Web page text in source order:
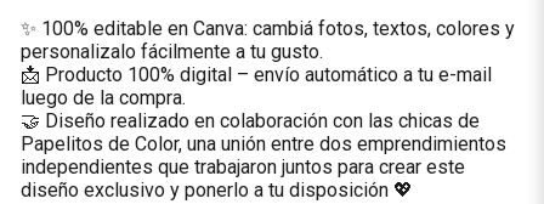
✨ 100% editable en Canva: cambiá fotos, textos, colores y
personalizalo fácilmente a tu gusto.
📩 Producto 100% digital – envío automático a tu e-mail
luego de la compra.
🤝 Diseño realizado en colaboración con las chicas de
Papelitos de Color, una unión entre dos emprendimientos
independientes que trabajaron juntos para crear este
diseño exclusivo y ponerlo a tu disposición 💖